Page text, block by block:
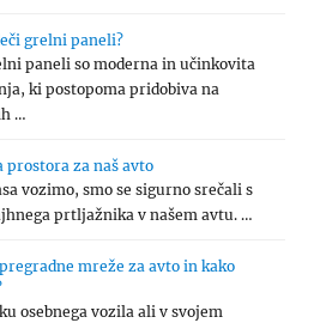
grelni paneli?
paneli so moderna in učinkovita
ki postopoma pridobiva na
…
prostora za naš avto
vozimo, smo se sigurno srečali s
prtljažnika v našem avtu. …
mreže za avto in kako
osebnega vozila ali v svojem